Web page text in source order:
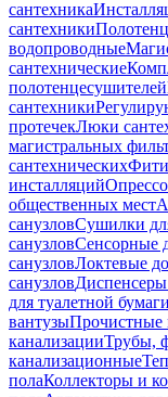
сантехника
сантехники
водопроводные
сантехнические
полотенцесушителей
сантехники
протечекЛюки
магистральных
сантехнических
инсталляций
общественных мест
санузловСушилки
санузловСенсорные
санузловЛоктевые
санузлов
для туалетной бумаги
вантузы
канализацииТрубы,
канализационные
полаКоллекторы и